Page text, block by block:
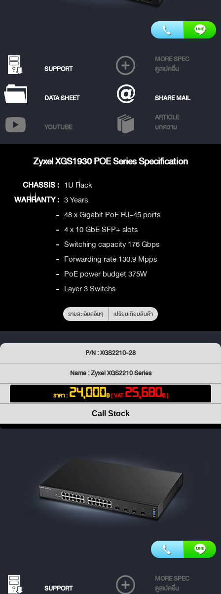
SUPPORT
MORE SPEC
ดูสเปคอื่น
DATA SHEET SHARE MAIL
YOUTUBE
ARTICLE
บทความ
Zyxel XGS1930 POE Series Specification
CHASSIS : 1U Rack
WARRANTY : 3 Years
- 48 x Gigabit PoE RJ-45 ports
- 4 x 10 GbE SFP+ slots
- Switching capacity 176 Gbps
- Forwarding rate 130.9 Mpps
- PoE power budget 375W
- Layer 3 Switchs
รายละเอียดอื่นๆ เปรียบเทียบสินค้า
P/N : XGS2210-28
Name : Zyxel XGS2210 Series
ราคา : 24,000฿[ VAT25,680฿ ]
Call Stock
SUPPORT
MORE SPEC
ดูสเปคอื่น